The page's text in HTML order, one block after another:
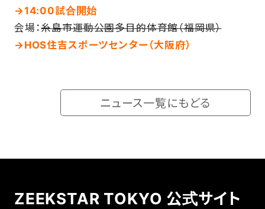
CONTACT
CSRのご依頼
スクール体験・入会希望
FAQ
→14:00試合開始
会場：糸島市運動公園多目的体育館（福岡県）
→HOS住吉スポーツセンター（大阪府）
ニュース一覧にもどる
ZEEKSTAR TOKYO 公式サイト